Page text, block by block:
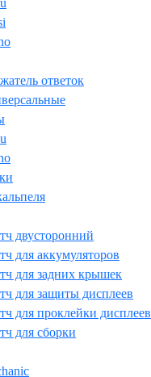
ответок
двусторонний
для аккумуляторов
для задних крышек
для защиты дисплеев
для проклейки дисплеев
для сборки